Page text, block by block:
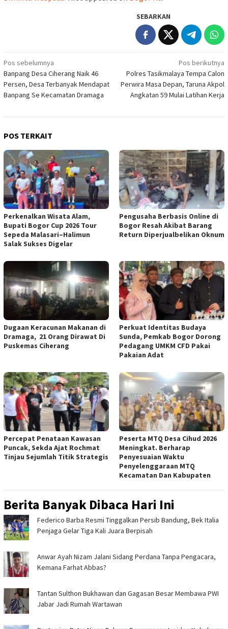
SEBARKAN
Navigasi
pos
Pos sebelumnya
Banpang Desa Ciherang Naik 46
Persen, Desa Terbanyak Mendapat
Banpang Se Kecamatan Dramaga
Pos berikutnya
Polres Tasikmalaya Tempa Calon
Perwira Masa Depan, Taruna Akpol
Angkatan 59 Mulai Latihan Kerja
POS TERKAIT
Perkenalkan Wisata Alam,
Bupati Bogor Cup 2026 Tour
Sepeda Malasari–Halimun
Salak Sukses Digelar ‎
Pengusaha Berbasis Online di
Bogor Resah Akibat Barang
Return Diperjualbelikan Oknum
‎Dugaan Keracunan Makanan di
Dramaga, 21 Orang Dirawat Di
Puskemas Ciherang ‎
Perkuat Identitas Budaya
Sunda, Pemkab Bogor Dorong
Pedagang UMKM CFD Pakai
Pakaian Adat ‎
‎Percepat Penataan Kawasan
Puncak, Sekda Ajat Rochmat
Tinjau Sejumlah Titik Strategis
Peserta MTQ Desa Cihud 2026
Meningkat. Berharap
Penyesuaian Waktu
Penyelenggaraan MTQ
Kecamatan Dan Kabupaten ‎
Berita Banyak Dibaca Hari Ini
Federico Barba Resmi Tinggalkan Persib Bandung, Bek Italia
Penjaga Gelar Tiga Kali Juara Berpisah
Anwar Ayah Nizam Jalani Sidang Perdana Tanpa Pengacara,
Kemana Farhat Abbas?
Tantan Sulthon Bukhawan dan Gagasan Besar Membawa PWI
Jabar Jadi Rumah Wartawan